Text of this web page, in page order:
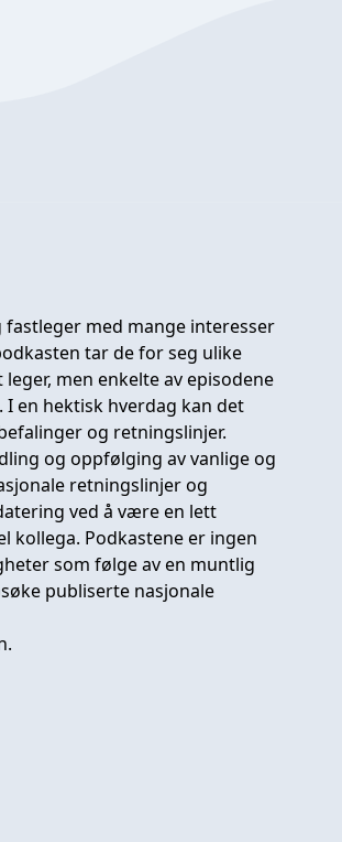
med mange interesser
tar de for seg ulike
men enkelte av episodene
en hektisk hverdag kan det
og retningslinjer.
og oppfølging av vanlige og
retningslinjer og
ved å være en lett
kollega. Podkastene er ingen
som følge av en muntlig
publiserte nasjonale